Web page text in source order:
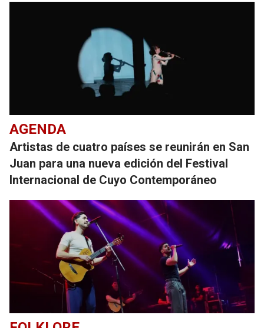
AGENDA
Artistas de cuatro países se reunirán en San
Juan para una nueva edición del Festival
Internacional de Cuyo Contemporáneo